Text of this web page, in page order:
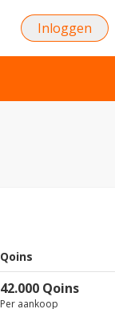
Inloggen
Qoins
42.000 Qoins
Per aankoop